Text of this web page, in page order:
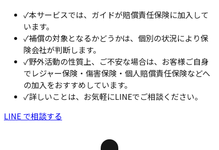
✓本サービスでは、ガイドが賠償責任保険に加入して
います。
✓補償の対象となるかどうかは、個別の状況により保
険会社が判断します。
✓野外活動の性質上、ご不安な場合は、お客様ご自身
でレジャー保険・傷害保険・個人賠償責任保険などへ
の加入をおすすめしています。
✓詳しいことは、お気軽にLINEでご相談ください。
LINE で相談する